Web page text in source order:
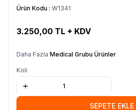
Ürün Kodu : W1341
3.250,00 TL + KDV
Daha Fazla Medical Grubu Ürünler
Koli
SEPETE EKLE